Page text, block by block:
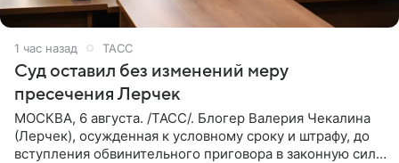
1 час назад ТАСС
Суд оставил без изменений меру
пресечения Лерчек
МОСКВА, 6 августа. /ТАСС/. Блогер Валерия Чекалина
(Лерчек), осужденная к условному сроку и штрафу, до
вступления обвинительного приговора в законную силу